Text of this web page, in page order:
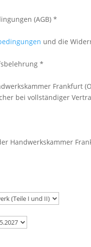
(AGB) *
und die
*
bei vollständiger
Handwerkskammer